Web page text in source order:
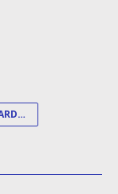
GONZALO BERNARDOS